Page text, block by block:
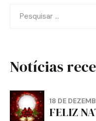
por:
Notícias
18 DE
FELIZ